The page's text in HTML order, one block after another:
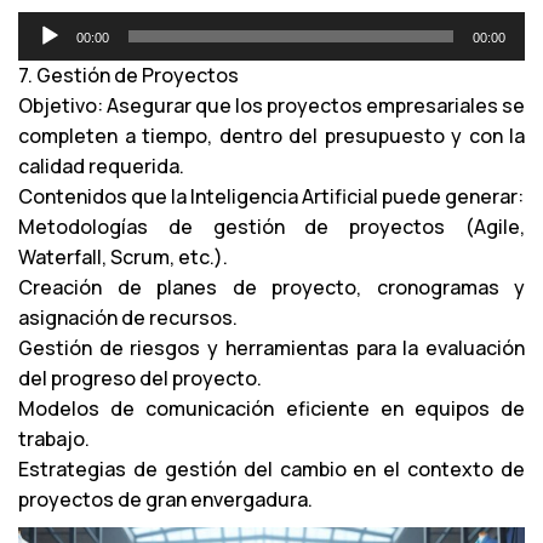
e
p
r
o
d
u
c
t
o
r
d
e
a
u
d
i
00:00 00:00
7. Gestión de Proyectos
Objetivo: Asegurar que los proyectos empresariales se
completen a tiempo, dentro del presupuesto y con la
calidad requerida.
Contenidos que la Inteligencia Artificial puede generar:
Metodologías de gestión de proyectos (Agile,
Waterfall, Scrum, etc.).
Creación de planes de proyecto, cronogramas y
asignación de recursos.
Gestión de riesgos y herramientas para la evaluación
del progreso del proyecto.
Modelos de comunicación eficiente en equipos de
trabajo.
Estrategias de gestión del cambio en el contexto de
proyectos de gran envergadura.